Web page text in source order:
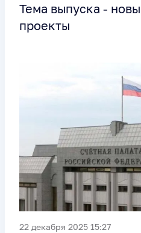
Тема выпуска -
проекты
22 декабря 2025 15:27